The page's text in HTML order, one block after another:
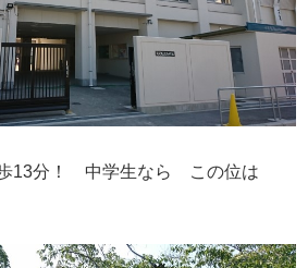
13分！ 中学生なら この位は